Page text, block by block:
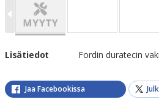
Lisätiedot Fordin duratecin
Jaa Facebookissa